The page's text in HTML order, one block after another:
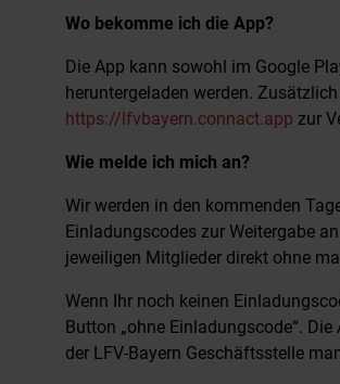
Wo bekomme ich die App?
Die App kann sowohl im Google
heruntergeladen werden.
https://lfvbayern.connact.app zur
Wie melde ich mich an?
Wir werden in den kommenden
Einladungscodes zur Weitergabe
jeweiligen Mitglieder direkt ohne
Wenn Ihr noch keinen
Button „ohne Einladungscode“.
der LFV-Bayern Geschäftsstelle